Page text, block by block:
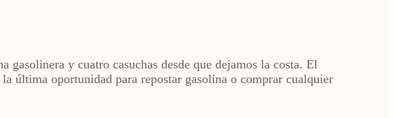
y cuatro casuchas desde que dejamos la costa. El
última oportunidad para repostar gasolina o comprar cualquier